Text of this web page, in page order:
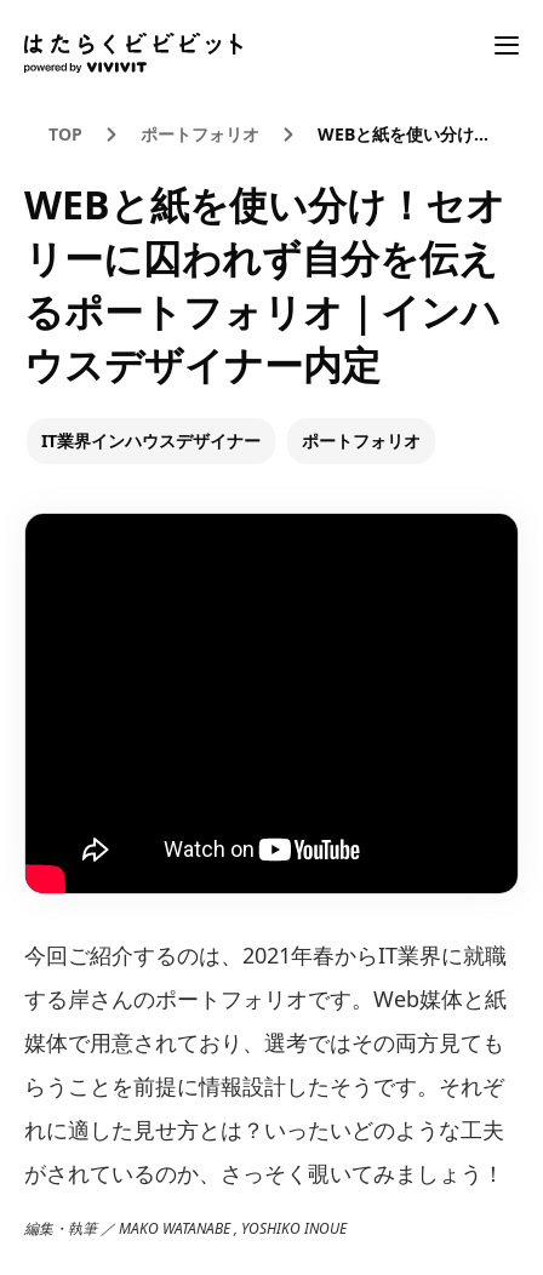
TOP ポートフォリオ WEBと紙を使い分け！セオリーに囚われず自分を伝えるポートフォリオ｜インハウスデザイナー内定
WEBと紙を使い分け！セオ
リーに囚われず自分を伝え
るポートフォリオ｜インハ
ウスデザイナー内定
IT業界インハウスデザイナー ポートフォリオ
今回ご紹介するのは、2021年春からIT業界に就職
する岸さんのポートフォリオです。Web媒体と紙
媒体で用意されており、選考ではその両方見ても
らうことを前提に情報設計したそうです。それぞ
れに適した見せ方とは？いったいどのような工夫
がされているのか、さっそく覗いてみましょう！
編集・執筆 ／ MAKO WATANABE , YOSHIKO INOUE